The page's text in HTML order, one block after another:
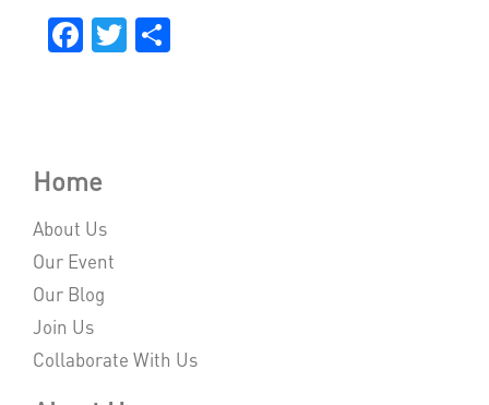
Facebook
Twitter
Home
About Us
Our Event
Our Blog
Join Us
Collaborate With Us